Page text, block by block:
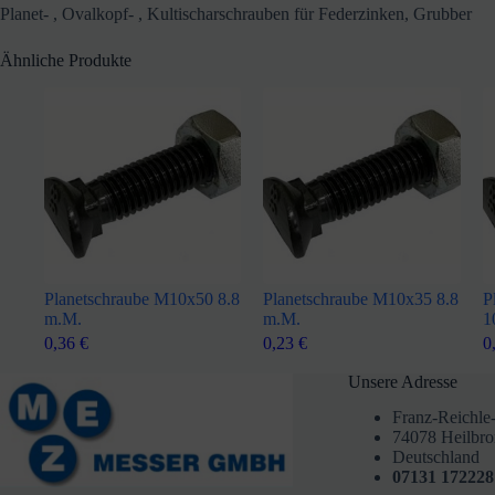
Planet- , Ovalkopf- , Kultischarschrauben für Federzinken, Grubber
Ähnliche Produkte
Planetschraube M10x50 8.8
m.M.
0,36 €
Planetschraube M10x35 8.8
m.M.
0,23€
Unsere Adresse
Franz-
74078
Deutschland
07131 172228